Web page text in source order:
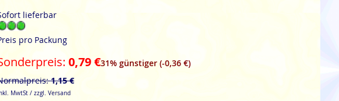
lieferbar
pro Packung
0,79 €31% günstiger (-0,36 €)
1,15 €
MwtSt / zzgl. Versand